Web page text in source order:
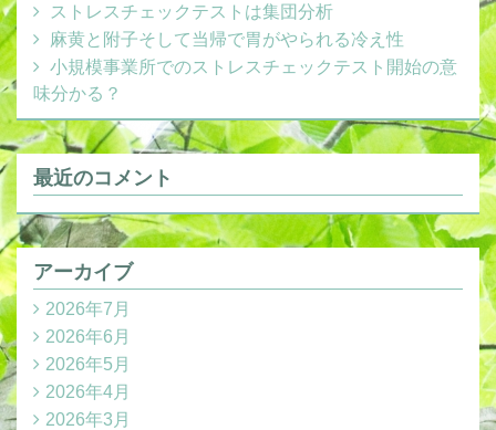
ストレスチェックテストは集団分析
麻黄と附子そして当帰で胃がやられる冷え性
小規模事業所でのストレスチェックテスト開始の意
味分かる？
最近のコメント
アーカイブ
2026年7月
2026年6月
2026年5月
2026年4月
2026年3月